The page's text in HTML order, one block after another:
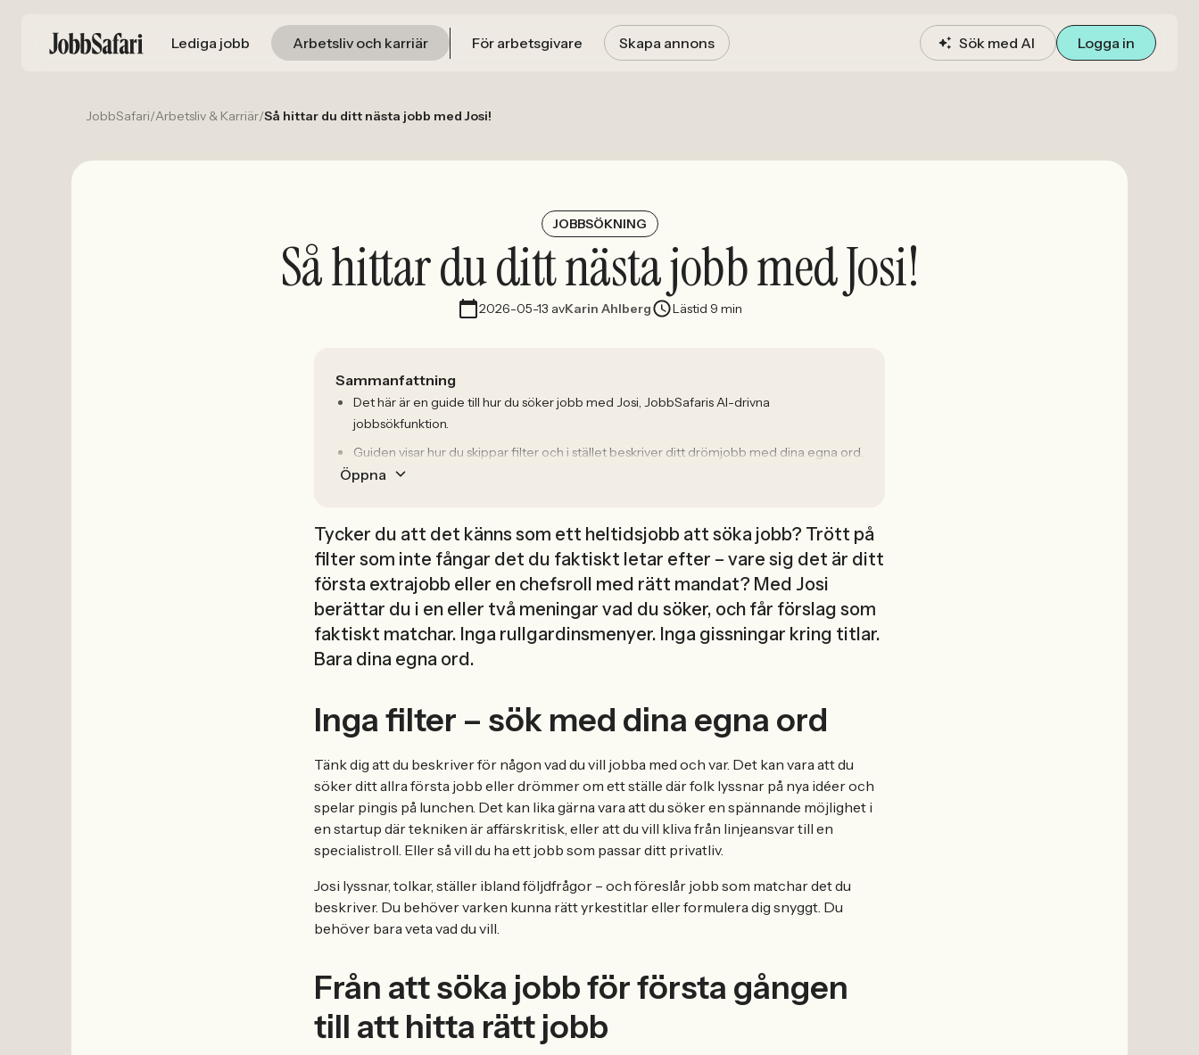
Lediga jobb Arbetsliv och karriär För arbetsgivare Skapa annons Sök med AI Logga in
JobbSafari/Arbetsliv & Karriär/Så hittar du ditt nästa jobb med Josi!
JOBBSÖKNING
Så hittar du ditt nästa jobb med Josi!
2026-05-13 avKarin Ahlberg Lästid 9 min
Sammanfattning
Det här är en guide till hur du söker jobb med Josi, JobbSafaris AI-drivna
jobbsökfunktion.
Guiden visar hur du skippar filter och i stället beskriver ditt drömjobb med dina egna ord.
Öppna
Tycker du att det känns som ett heltidsjobb att söka jobb? Trött på
filter som inte fångar det du faktiskt letar efter – vare sig det är ditt
första extrajobb eller en chefsroll med rätt mandat? Med Josi
berättar du i en eller två meningar vad du söker, och får förslag som
faktiskt matchar. Inga rullgardinsmenyer. Inga gissningar kring titlar.
Bara dina egna ord.
Inga filter – sök med dina egna ord
Tänk dig att du beskriver för någon vad du vill jobba med och var. Det kan vara att du
söker ditt allra första jobb eller drömmer om ett ställe där folk lyssnar på nya idéer och
spelar pingis på lunchen. Det kan lika gärna vara att du söker en spännande möjlighet i
en startup där tekniken är affärskritisk, eller att du vill kliva från linjeansvar till en
specialistroll. Eller så vill du ha ett jobb som passar ditt privatliv.
Josi lyssnar, tolkar, ställer ibland följdfrågor – och föreslår jobb som matchar det du
beskriver. Du behöver varken kunna rätt yrkestitlar eller formulera dig snyggt. Du
behöver bara veta vad du vill.
Från att söka jobb för första gången
till att hitta rätt jobb